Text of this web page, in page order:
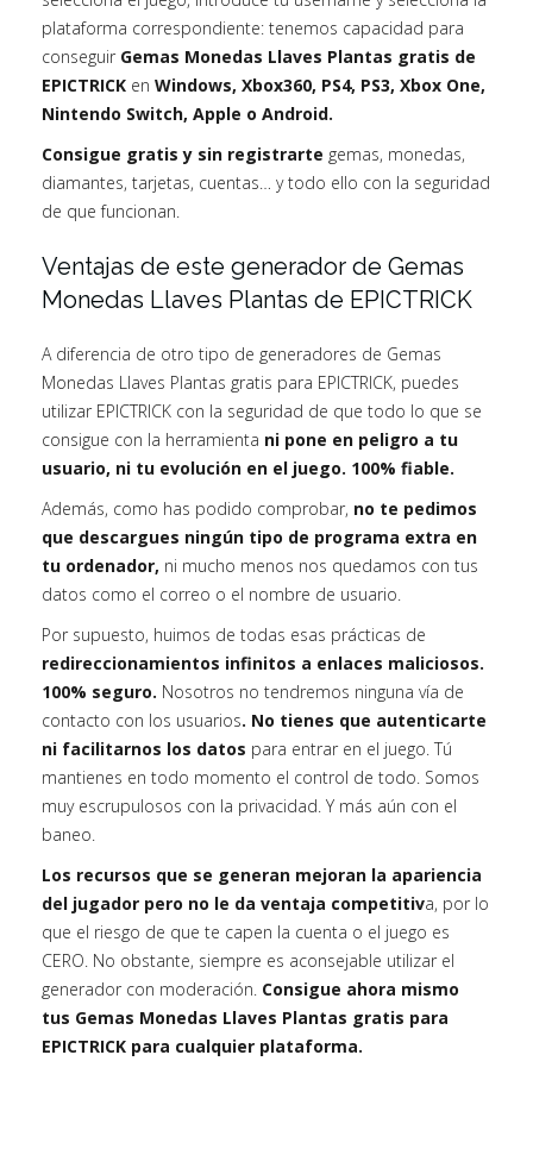
plataforma correspondiente: tenemos capacidad para
conseguir Gemas Monedas Llaves Plantas gratis de
EPICTRICK en Windows, Xbox360, PS4, PS3, Xbox One,
Nintendo Switch, Apple o Android.
Consigue gratis y sin registrarte gemas, monedas,
diamantes, tarjetas, cuentas… y todo ello con la seguridad
de que funcionan.
Ventajas de este generador de Gemas
Monedas Llaves Plantas de EPICTRICK
A diferencia de otro tipo de generadores de Gemas
Monedas Llaves Plantas gratis para EPICTRICK, puedes
utilizar EPICTRICK con la seguridad de que todo lo que se
consigue con la herramienta ni pone en peligro a tu
usuario, ni tu evolución en el juego. 100% fiable.
Además, como has podido comprobar, no te pedimos
que descargues ningún tipo de programa extra en
tu ordenador, ni mucho menos nos quedamos con tus
datos como el correo o el nombre de usuario.
Por supuesto, huimos de todas esas prácticas de
redireccionamientos infinitos a enlaces maliciosos.
100% seguro. Nosotros no tendremos ninguna vía de
contacto con los usuarios. No tienes que autenticarte
ni facilitarnos los datos para entrar en el juego. Tú
mantienes en todo momento el control de todo. Somos
muy escrupulosos con la privacidad. Y más aún con el
baneo.
Los recursos que se generan mejoran la apariencia
del jugador pero no le da ventaja competitiva, por lo
que el riesgo de que te capen la cuenta o el juego es
CERO. No obstante, siempre es aconsejable utilizar el
generador con moderación. Consigue ahora mismo
tus Gemas Monedas Llaves Plantas gratis para
EPICTRICK para cualquier plataforma.